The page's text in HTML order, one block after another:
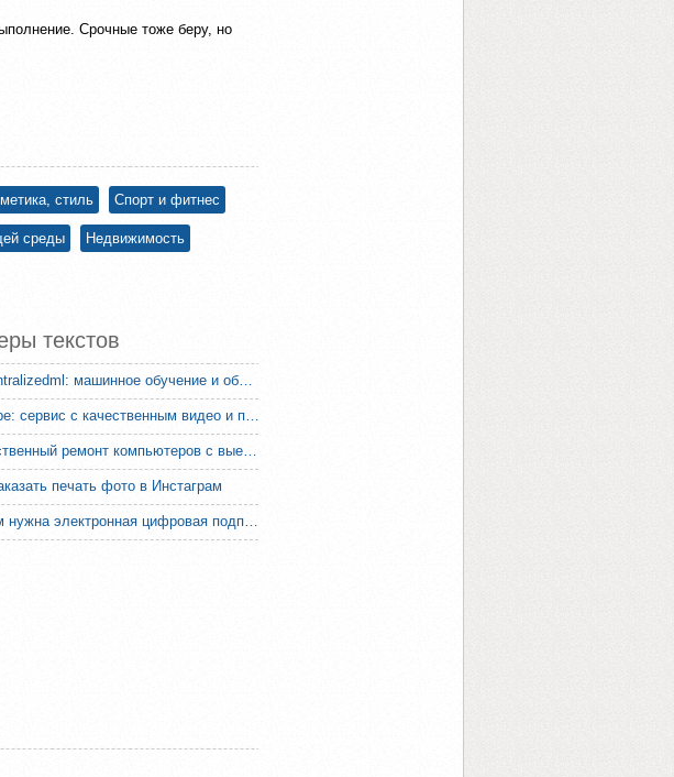
Срочные тоже беру, но
стиль Спорт и фитнес
среды Недвижимость
текстов
Decentralizedml: машинное обучение и обработка данных
iRutube: сервис с качественным видео и поиском
Качественный ремонт компьютеров с выездом мастера на дом
печать фото в Инстаграм
Зачем нужна электронная цифровая подпись